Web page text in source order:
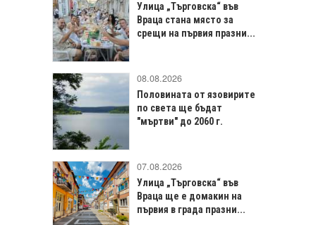
Улица „Търговска“ във
Враца стана място за
срещи на първия празни...
08.08.2026
Половината от язовирите
по света ще бъдат
"мъртви" до 2060 г.
07.08.2026
Улица „Търговска“ във
Враца щe е домакин на
първия в града празни...